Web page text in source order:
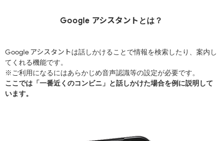
Google アシスタント とは？
Google アシスタントは話しかけることで情報を検索したり、案内し
てくれる機能です。
※ご利用になるにはあらかじめ音声認識等の設定が必要です。
ここでは「一番近くのコンビニ」と話しかけた場合を例に説明して
います。